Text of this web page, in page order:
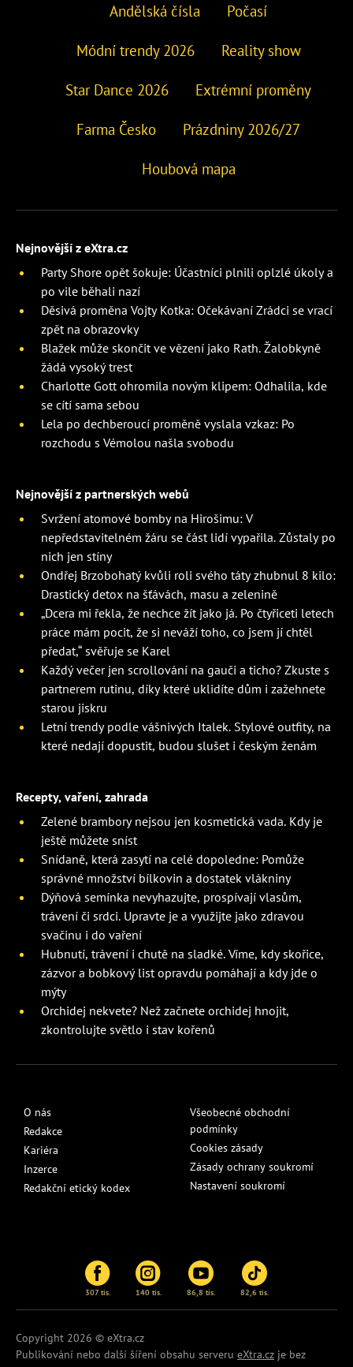
Andělská čísla Počasí
Módní trendy 2026 Reality show
Star Dance 2026 Extrémní proměny
Farma Česko Prázdniny 2026/27
Houbová mapa
Nejnovější z eXtra.cz
Party Shore opět šokuje: Účastníci plnili oplzlé úkoly a
po vile běhali nazí
Děsivá proměna Vojty Kotka: Očekávaní Zrádci se vrací
zpět na obrazovky
Blažek může skončit ve vězení jako Rath. Žalobkyně
žádá vysoký trest
Charlotte Gott ohromila novým klipem: Odhalila, kde
se cítí sama sebou
Lela po dechberoucí proměně vyslala vzkaz: Po
rozchodu s Vémolou našla svobodu
Nejnovější z partnerských webů
Svržení atomové bomby na Hirošimu: V
nepředstavitelném žáru se část lidí vypařila. Zůstaly po
nich jen stíny
Ondřej Brzobohatý kvůli roli svého táty zhubnul 8 kilo:
Drastický detox na šťávách, masu a zelenině
„Dcera mi řekla, že nechce žít jako já. Po čtyřiceti letech
práce mám pocit, že si neváží toho, co jsem jí chtěl
předat,“ svěřuje se Karel
Každý večer jen scrollování na gauči a ticho? Zkuste s
partnerem rutinu, díky které uklidíte dům i zažehnete
starou jiskru
Letní trendy podle vášnivých Italek. Stylové outfity, na
které nedají dopustit, budou slušet i českým ženám
Recepty, vaření, zahrada
Zelené brambory nejsou jen kosmetická vada. Kdy je
ještě můžete sníst
Snídaně, která zasytí na celé dopoledne: Pomůže
správné množství bílkovin a dostatek vlákniny
Dýňová semínka nevyhazujte, prospívají vlasům,
trávení či srdci. Upravte je a využijte jako zdravou
svačinu i do vaření
Hubnutí, trávení i chutě na sladké. Víme, kdy skořice,
zázvor a bobkový list opravdu pomáhají a kdy jde o
mýty
Orchidej nekvete? Než začnete orchidej hnojit,
zkontrolujte světlo i stav kořenů
O nás
Redakce
Kariéra
Inzerce
Redakční etický kodex
Všeobecné obchodní
podmínky
Cookies zásady
Zásady ochrany soukromí
Nastavení soukromí
307 tis. 140 tis. 86,8 tis. 82,6 tis.
Copyright 2026 © eXtra.cz
Publikování nebo další šíření obsahu serveru eXtra.cz je bez